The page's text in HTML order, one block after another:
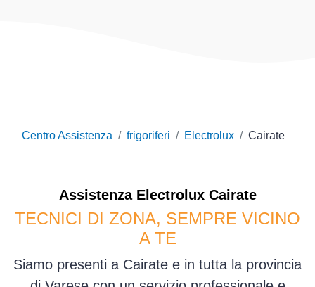
Centro Assistenza frigoriferi Electrolux Cairate
Assistenza ElectroluxCairate
TECNICI DI ZONA, SEMPRE VICINO
A TE
Siamo presenti a Cairate e in tutta la provincia